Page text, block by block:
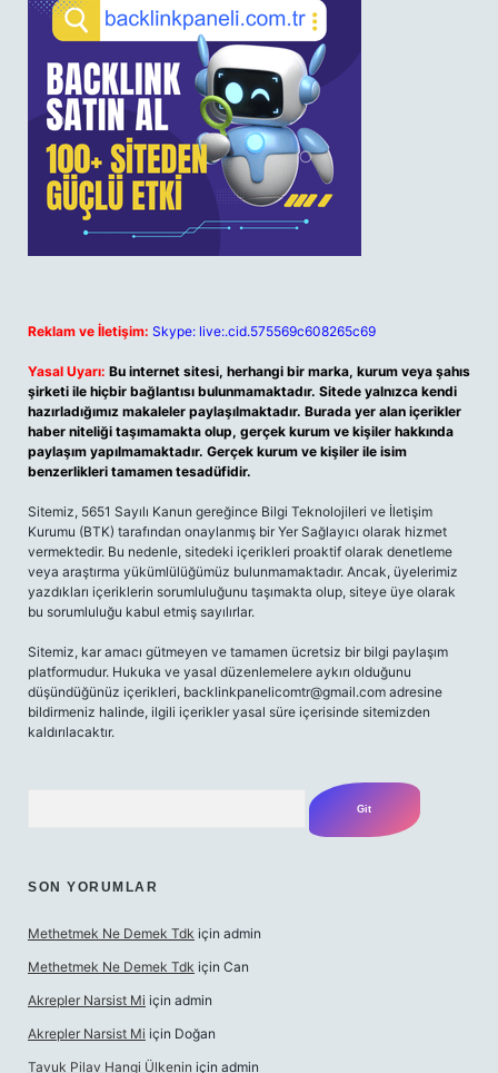
Reklam ve İletişim: Skype: live:.cid.575569c608265c69
Yasal Uyarı: Bu internet sitesi, herhangi bir marka, kurum veya şahıs
şirketi ile hiçbir bağlantısı bulunmamaktadır. Sitede yalnızca kendi
hazırladığımız makaleler paylaşılmaktadır. Burada yer alan içerikler
haber niteliği taşımamakta olup, gerçek kurum ve kişiler hakkında
paylaşım yapılmamaktadır. Gerçek kurum ve kişiler ile isim
benzerlikleri tamamen tesadüfidir.
Sitemiz, 5651 Sayılı Kanun gereğince Bilgi Teknolojileri ve İletişim
Kurumu (BTK) tarafından onaylanmış bir Yer Sağlayıcı olarak hizmet
vermektedir. Bu nedenle, sitedeki içerikleri proaktif olarak denetleme
veya araştırma yükümlülüğümüz bulunmamaktadır. Ancak, üyelerimiz
yazdıkları içeriklerin sorumluluğunu taşımakta olup, siteye üye olarak
bu sorumluluğu kabul etmiş sayılırlar.
Sitemiz, kar amacı gütmeyen ve tamamen ücretsiz bir bilgi paylaşım
platformudur. Hukuka ve yasal düzenlemelere aykırı olduğunu
düşündüğünüz içerikleri, backlinkpanelicomtr@gmail.com adresine
bildirmeniz halinde, ilgili içerikler yasal süre içerisinde sitemizden
kaldırılacaktır.
SON YORUMLAR
Methetmek Ne Demek Tdk için admin
Methetmek Ne Demek Tdk için Can
Akrepler Narsist Mi için admin
Akrepler Narsist Mi için Doğan
Tavuk Pilav Hangi Ülkenin için admin